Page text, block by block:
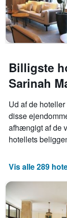
Billigste
Sarinah
Ud af de
disse
afhængigt af de
hotellets
Vis alle 289